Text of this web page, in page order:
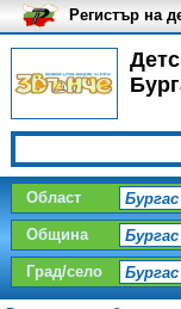
Регистър на
България
Област
Община
Град/село